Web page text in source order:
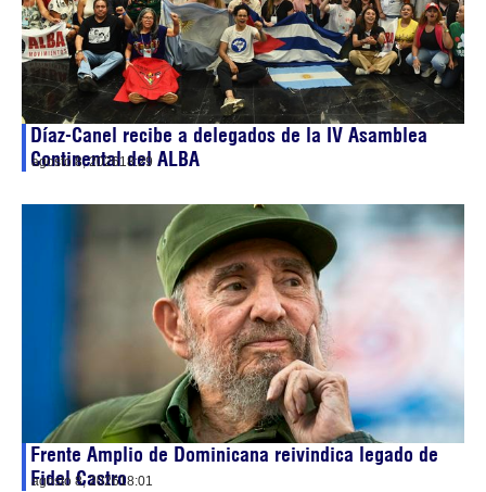
Díaz-Canel recibe a delegados de la IV Asamblea
Continental del ALBA
agosto 8, 202618:29
Frente Amplio de Dominicana reivindica legado de
Fidel Castro
agosto 8, 202618:01